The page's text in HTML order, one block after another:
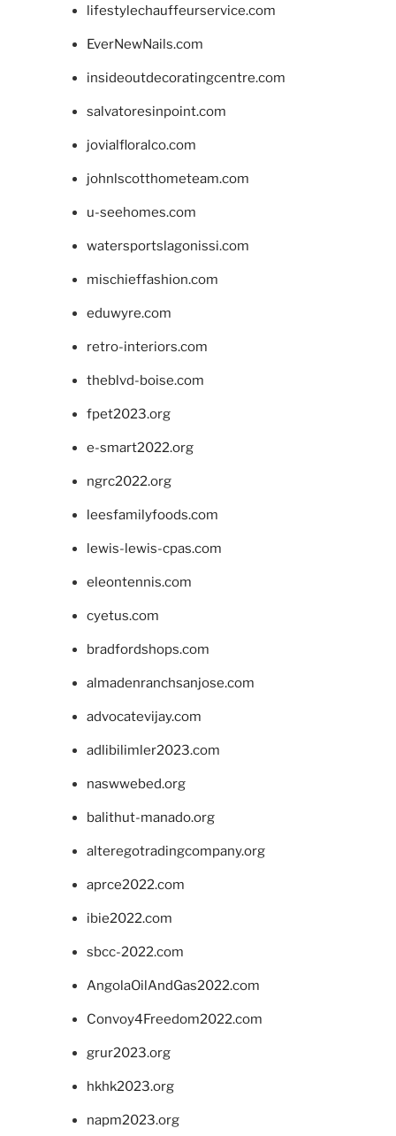
lifestylechauffeurservice.com
EverNewNails.com
insideoutdecoratingcentre.com
salvatoresinpoint.com
jovialfloralco.com
johnlscotthometeam.com
u-seehomes.com
watersportslagonissi.com
mischieffashion.com
eduwyre.com
retro-interiors.com
theblvd-boise.com
fpet2023.org
e-smart2022.org
ngrc2022.org
leesfamilyfoods.com
lewis-lewis-cpas.com
eleontennis.com
cyetus.com
bradfordshops.com
almadenranchsanjose.com
advocatevijay.com
adlibilimler2023.com
naswwebed.org
balithut-manado.org
alteregotradingcompany.org
aprce2022.com
ibie2022.com
sbcc-2022.com
AngolaOilAndGas2022.com
Convoy4Freedom2022.com
grur2023.org
hkhk2023.org
napm2023.org